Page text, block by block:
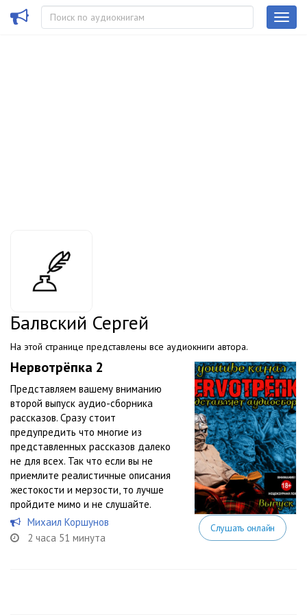
Балвский Сергей
На этой странице представлены все аудиокниги автора.
Нервотрёпка 2
Представляем вашему вниманию
второй выпуск аудио-сборника
рассказов. Сразу стоит
предупредить что многие из
представленных рассказов далеко
не для всех. Так что если вы не
приемлите реалистичные описания
жестокости и мерзости, то лучше
пройдите мимо и не слушайте.
Михаил Коршунов
2 часа 51 минута
Слушать онлайн